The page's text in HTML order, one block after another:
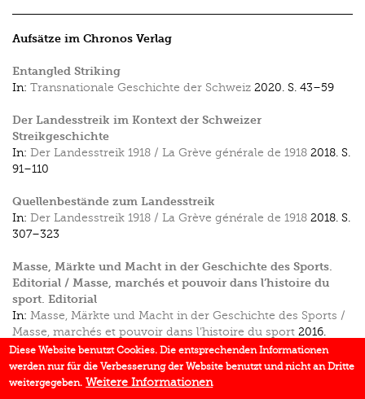
Aufsätze im Chronos Verlag
Entangled Striking
In: Transnationale Geschichte der Schweiz 2020. S. 43–59
Der Landesstreik im Kontext der Schweizer
Streikgeschichte
In: Der Landesstreik 1918 / La Grève générale de 1918 2018. S.
91–110
Quellenbestände zum Landesstreik
In: Der Landesstreik 1918 / La Grève générale de 1918 2018. S.
307–323
Masse, Märkte und Macht in der Geschichte des Sports.
Editorial / Masse, marchés et pouvoir dans l’histoire du
sport. Editorial
In: Masse, Märkte und Macht in der Geschichte des Sports /
Masse, marchés et pouvoir dans l’histoire du sport 2016.
Sportlergrüsse nach Moskau. Ein Brief der Gesellschaft
Schweiz–UdSSR aus dem frühen Kalten Krieg
Diese Website benutzt Cookies. Die entsprechenden Informationen
werden nur für die Verbesserung der Website benutzt und nicht an Dritte
weitergegeben. Weitere Informationen